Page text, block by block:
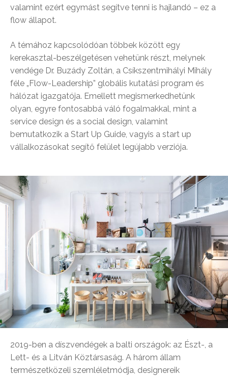
valamint ezért egymást segítve tenni is hajlandó – ez a
flow állapot.
A témához kapcsolódóan többek között egy
kerekasztal-beszélgetésen vehetünk részt, melynek
vendége Dr. Buzády Zoltán, a Csíkszentmihályi Mihály
féle „Flow-Leadership” globális kutatási program és
hálózat igazgatója. Emellett megismerkedhetünk
olyan, egyre fontosabbá váló fogalmakkal, mint a
service design és a social design, valamint
bemutatkozik a Start Up Guide, vagyis a start up
vállalkozásokat segítő felület legújabb verziója.
2019-ben a díszvendégek a balti országok: az Észt-, a
Lett- és a Litván Köztársaság. A három állam
természetközeli szemléletmódja, designereik